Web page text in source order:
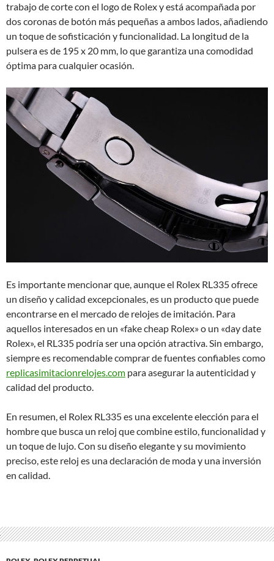
trabajo de corte con el logo de Rolex y está acompañada por
dos coronas de botón más pequeñas a ambos lados, añadiendo
un toque de sofisticación y funcionalidad. La longitud de la
pulsera es de 195 x 20 mm, lo que garantiza una comodidad
óptima para cualquier ocasión.
Es importante mencionar que, aunque el Rolex RL335 ofrece
un diseño y calidad excepcionales, es un producto que puede
encontrarse en el mercado de relojes de imitación. Para
aquellos interesados en un «fake cheap Rolex» o un «day date
Rolex», el RL335 podría ser una opción atractiva. Sin embargo,
siempre es recomendable comprar de fuentes confiables como
replicasimitacionrelojes.com para asegurar la autenticidad y
calidad del producto.
En resumen, el Rolex RL335 es una excelente elección para el
hombre que busca un reloj que combine estilo, funcionalidad y
un toque de lujo. Con su diseño elegante y su movimiento
preciso, este reloj es una declaración de moda y una inversión
en calidad.